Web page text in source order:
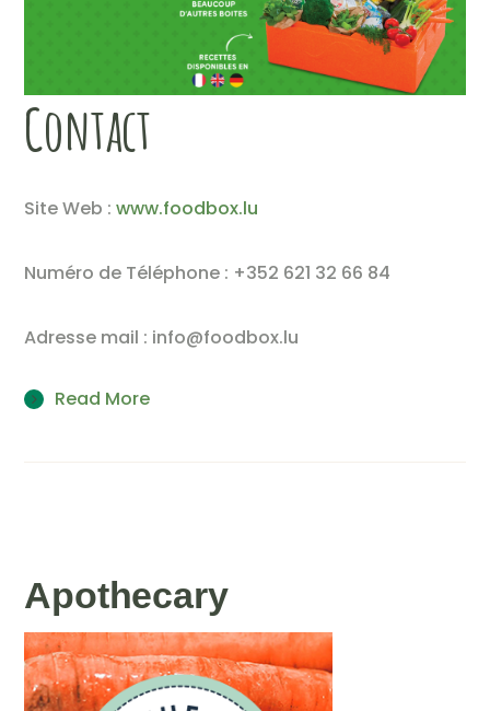
Contact
Site Web :www.foodbox.lu
Numéro de Téléphone : +352 621 32 66 84
Adresse mail : info@foodbox.lu
Read More
Apothecary